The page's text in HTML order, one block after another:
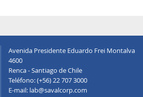
Avenida Presidente Eduardo Frei Montalva
4600
Renca - Santiago de Chile
Teléfono: (+56) 22 707 3000
E-mail: lab@savalcorp.com